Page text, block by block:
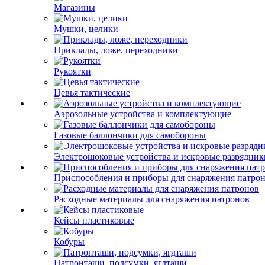
Магазины
Мушки, целики
Приклады, ложе, переходники
Рукоятки
Цевья тактические
Аэрозольные устройства и комплектующие
Газовые баллончики для самобороны
Электрошоковые устройства и искровые
Приспособления и приборы для снаряжения
Расходные материалы для снаряжения патронов
Кейсы пластиковые
Кобуры
Патронташи, подсумки, ягдташи